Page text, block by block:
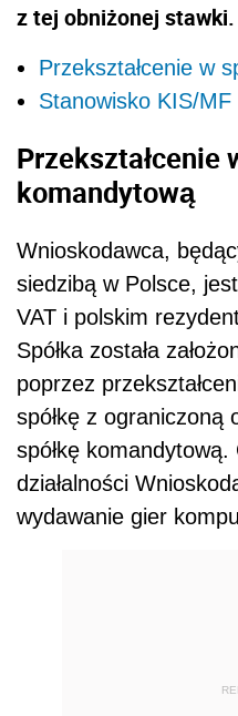
z tej obniżonej stawki.
Przekształcenie w
Stanowisko KIS/MF
Przekształcenie
komandytową
Wnioskodawca,
siedzibą w Polsce,
VAT i polskim
Spółka została
poprzez
spółkę z ograniczoną
spółkę komandytową.
działalności
wydawanie gier